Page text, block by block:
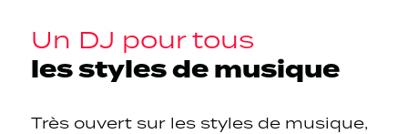
Un DJ pour tous
les styles de musique
Très ouvert sur les styles de musique,